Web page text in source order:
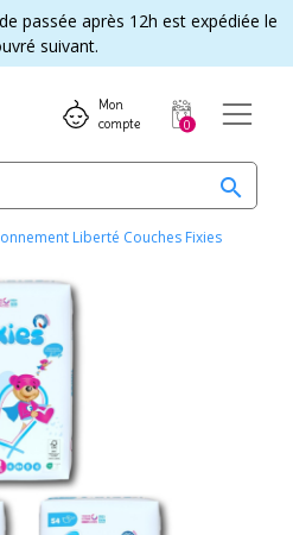
passée après 12h est expédiée le
suivant.
Mon
compte
0
search
Liberté Couches Fixies